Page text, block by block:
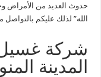
حدوث العديد من الأمراض
الله” لذلك عليكم
شركة غسيل
المدينة